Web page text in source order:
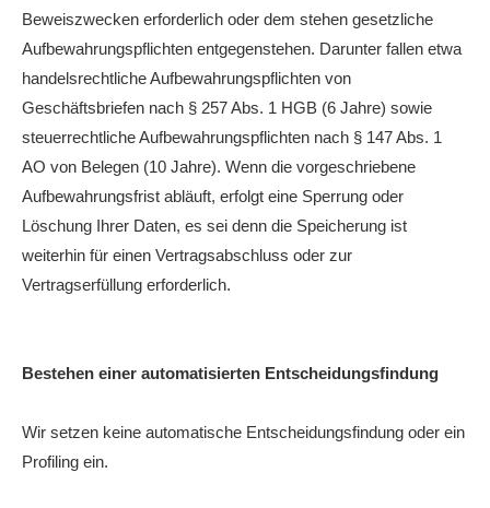
Beweiszwecken erforderlich oder dem stehen gesetzliche
Aufbewahrungspflichten entgegenstehen. Darunter fallen etwa
handelsrechtliche Aufbewahrungspflichten von
Geschäftsbriefen nach § 257 Abs. 1 HGB (6 Jahre) sowie
steuerrechtliche Aufbewahrungspflichten nach § 147 Abs. 1
AO von Belegen (10 Jahre). Wenn die vorgeschriebene
Aufbewahrungsfrist abläuft, erfolgt eine Sperrung oder
Löschung Ihrer Daten, es sei denn die Speicherung ist
weiterhin für einen Vertragsabschluss oder zur
Vertragserfüllung erforderlich.
Bestehen einer automatisierten Entscheidungsfindung
Wir setzen keine automatische Entscheidungsfindung oder ein
Profiling ein.